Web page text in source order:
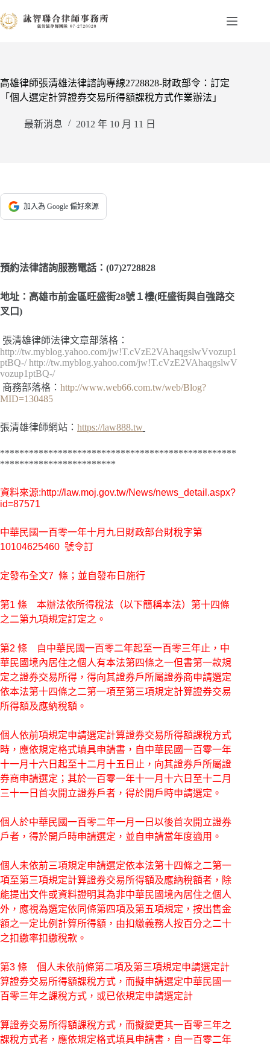
至
容
高雄律師張清雄法律諮詢專線2728828-財政部令：訂定
「個人選定計算證券交易所得額課稅方式作業辦法」
最新消息 2012 年 10 月 11 日
加入為 Google 偏好來源
預約法律諮詢服務電話：(07)2728828
地址：高雄市前金區旺盛街28號１樓(旺盛街與自強路交
叉口)
張清雄律師法律文章部落格：
http://tw.myblog.yahoo.com/jw!T.cVzE2VAhaqgslwVvozup1
ptBQ-/ http://tw.myblog.yahoo.com/jw!T.cVzE2VAhaqgslwV
vozup1ptBQ-/
商務部落格： http://www.web66.com.tw/web/Blog?
MID=130485
張清雄律師網站： https://law888.tw
*************************************************
************************
資料來源:http://law.moj.gov.tw/News/news_detail.aspx?
id=87571
中華民國一百零一年十月九日財政部台財稅字第
10104625460 號令訂
定發布全文7 條；並自發布日施行
第1 條 本辦法依所得稅法（以下簡稱本法）第十四條
之二第九項規定訂定之。
第2 條 自中華民國一百零二年起至一百零三年止，中
華民國境內居住之個人有本法第四條之一但書第一款規
定之證券交易所得，得向其證券戶所屬證券商申請選定
依本法第十四條之二第一項至第三項規定計算證券交易
所得額及應納稅額。
個人依前項規定申請選定計算證券交易所得額課稅方式
時，應依規定格式填具申請書，自中華民國一百零一年
十一月十六日起至十二月十五日止，向其證券戶所屬證
券商申請選定；其於一百零一年十一月十六日至十二月
三十一日首次開立證券戶者，得於開戶時申請選定。
個人於中華民國一百零二年一月一日以後首次開立證券
戶者，得於開戶時申請選定，並自申請當年度適用。
個人未依前三項規定申請選定依本法第十四條之二第一
項至第三項規定計算證券交易所得額及應納稅額者，除
能提出文件或資料證明其為非中華民國境內居住之個人
外，應視為選定依同條第四項及第五項規定，按出售金
額之一定比例計算所得額，由扣繳義務人按百分之二十
之扣繳率扣繳稅款。
第3 條 個人未依前條第二項及第三項規定申請選定計
算證券交易所得額課稅方式，而擬申請選定中華民國一
百零三年之課稅方式，或已依規定申請選定計
算證券交易所得額課稅方式，而擬變更其一百零三年之
課稅方式者，應依規定格式填具申請書，自一百零二年